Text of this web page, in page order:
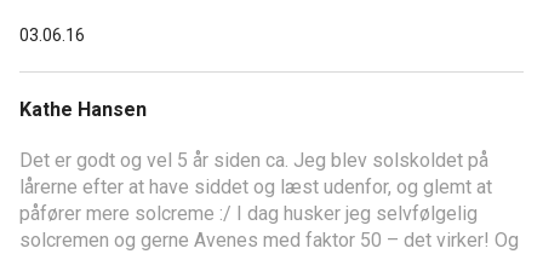
03.06.16
Kathe Hansen
Det er godt og vel 5 år siden ca. Jeg blev solskoldet på
lårerne efter at have siddet og læst udenfor, og glemt at
påfører mere solcreme :/ I dag husker jeg selvfølgelig
solcremen og gerne Avenes med faktor 50 – det virker! Og